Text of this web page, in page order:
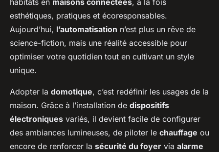
habitats en maisons connectées, à la fois
esthétiques, pratiques et écoresponsables.
Aujourd’hui, l’automatisation n’est plus un rêve de
science-fiction, mais une réalité accessible pour
optimiser votre quotidien tout en cultivant un style
unique.
Adopter la domotique, c’est redéfinir les usages de la
maison. Grâce à l’installation de dispositifs
électroniques variés, il devient facile de configurer
des ambiances lumineuses, de piloter le chauffage ou
encore de renforcer la sécurité du foyer via alarme